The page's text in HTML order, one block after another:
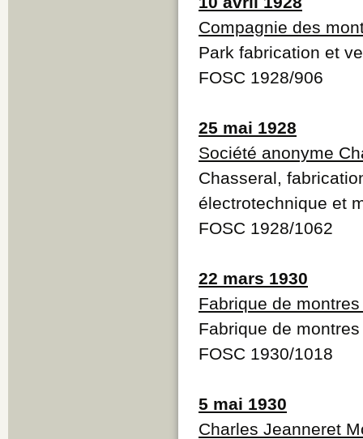
Compagnie des
Park fabrication et
FOSC 1928/906
25 mai 1928
Société anonyme
Chasseral,
électrotechnique et
FOSC 1928/1062
22 mars 1930
Fabrique de
Fabrique de
FOSC 1930/1018
5 mai 1930
Charles Jeanneret